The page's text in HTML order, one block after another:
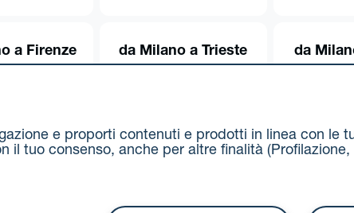
a Firenze da Milano a Trieste da
e proporti contenuti e prodotti in linea con le
il tuo consenso, anche per altre finalità